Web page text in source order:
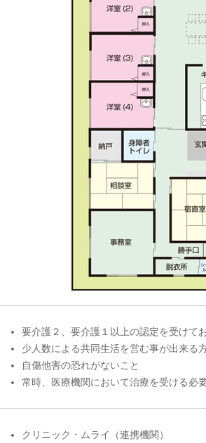
要介護２、要介護１以上の認定を受けて
少人数による共同生活を営む事が出来る
自傷他害の恐れがないこと
常時、医療機関において治療を受ける必
クリニック・ムライ（連携機関）